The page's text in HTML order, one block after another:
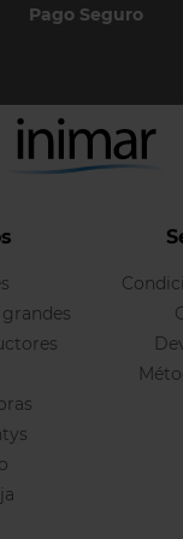
Pago Seguro